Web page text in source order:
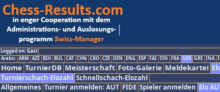
Logged on: Gast
Arabic ARM AZE BIH BUL CAT CHN CRO CZE DEN ENG ESP FAI FIN FRA GER GRE INA
Home TurnierDB Meisterschaft Foto-Galerie Meldekartei
Turnierschach-Elozahl Schnellschach-Elozahl
Allgemeines Turnier anmelden: AUT FIDE Spieler anmelden Elo